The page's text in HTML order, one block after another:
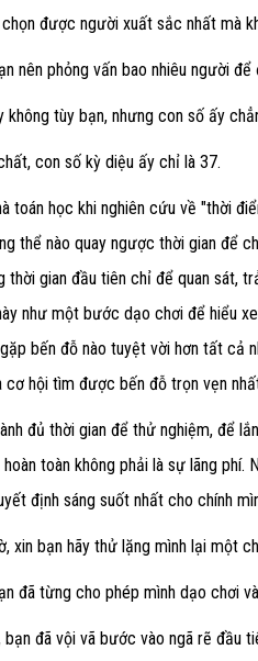
được người xuất sắc nhất mà
nên phỏng vấn bao nhiêu người
không tùy bạn, nhưng con số ấy
con số kỳ diệu ấy chỉ là 37.
toán học khi nghiên cứu về "thời
thể nào quay ngược thời gian để
thời gian đầu tiên chỉ để quan sát,
như một bước dạo chơi để hiểu
bến đỗ nào tuyệt vời hơn tất cả
cơ hội tìm được bến đỗ trọn vẹn
đủ thời gian để thử nghiệm, để
hoàn toàn không phải là sự lãng
định sáng suốt nhất cho chính
xin bạn hãy thử lặng mình lại một
đã từng cho phép mình dạo chơi
bạn đã vội vã bước vào ngã rẽ đầu